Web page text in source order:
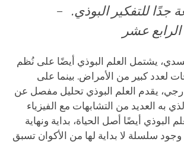
جدًا للتفكير البوذي. ­ –
الرابع عشر
يشتمل العلم البوذي أيضًا على نُظم
لعدد كبير من الأمراض. بينما على
يقدم العلم البوذي تحليل مفصل عن
به العديد من التشابهات مع الفيزياء
البوذي أيضًا أصل الحياة، بداية ونهاية
وجود سلسلة لا بداية لها من الأكوان تسبق